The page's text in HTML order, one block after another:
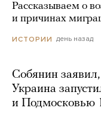
Рассказываем о
и причинах
ИСТОРИИ день назад
Собянин заявил,
Украина
и Подмосковью